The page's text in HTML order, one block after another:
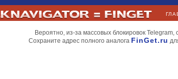
Вероятно, из-за массовых блокировок
Сохраните адрес полного аналога FinGet.ru